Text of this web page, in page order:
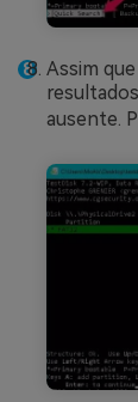
Assim
ausente.